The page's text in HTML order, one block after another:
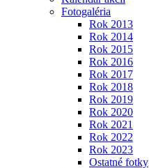
Fotogaléria
Rok 2013
Rok 2014
Rok 2015
Rok 2016
Rok 2017
Rok 2018
Rok 2019
Rok 2020
Rok 2021
Rok 2022
Rok 2023
Ostatné fotky